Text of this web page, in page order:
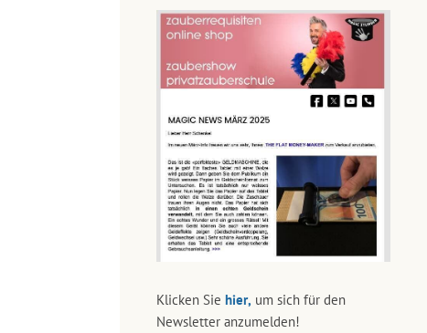
Klicken Sie hier, um sich für den
Newsletter anzumelden!